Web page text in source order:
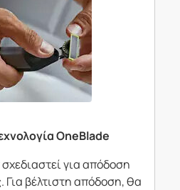
OneBlade
για απόδοση
Για βέλτιστη απόδοση, θα